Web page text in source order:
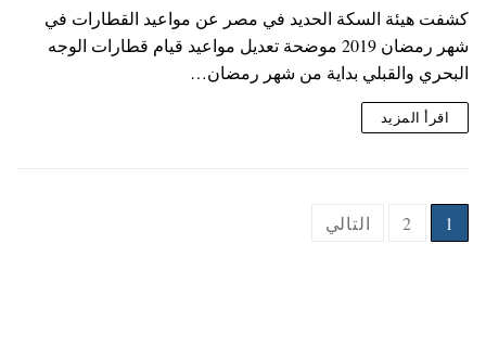
كشفت هيئة السكة الحديد في مصر عن مواعيد القطارات في
شهر رمضان 2019 موضحة تعديل مواعيد قيام قطارات الوجه
البحري والقبلي بداية من شهر رمضان…
اقرأ المزيد
Posts
1
2 التالي